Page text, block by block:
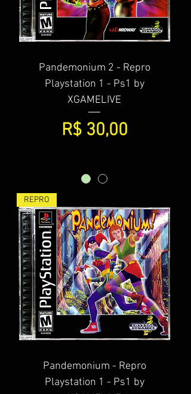
Pandemonium 2 - Repro
Playstation 1 - Ps1 by
XGAMELIVE
Preço
R$ 30,00
REPRO
Pandemonium - Repro
Playstation 1 - Ps1 by